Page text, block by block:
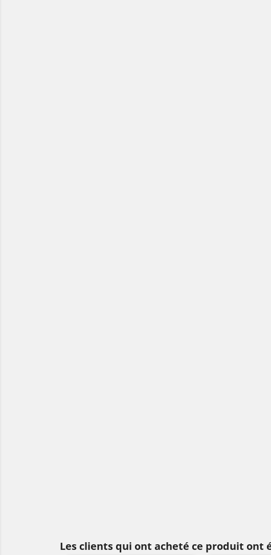
Les clients qui ont acheté ce produit ont